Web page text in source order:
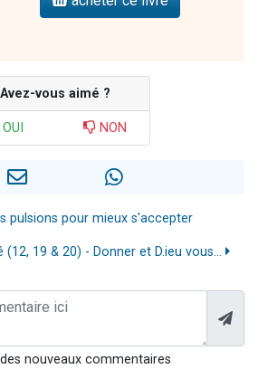
Avez-vous aimé ?
OUI NON
pulsions pour mieux s'accepter
(12, 19 & 20) - Donner et D.ieu vous...
nouveaux commentaires